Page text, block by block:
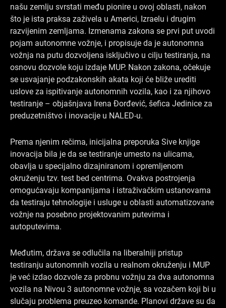
našu zemlju svrstati među pionire u ovoj oblasti, nakon
što je ista praksa zaživela u Americi, Izraelu i drugim
razvijenim zemljama. Izmenama zakona se prvi put uvodi
pojam autonomne vožnje, i propisuje da je autonomna
vožnja na putu dozvoljena isključivo u cilju testiranja, na
osnovu dozvole koju izdaje MUP. Nakon zakona, očekuje
se usvajanje podzakonskih akata koji će bliže urediti
uslove za ispitivanje autonomnih vozila, kao i za njihovo
testiranje – objašnjava Irena Đorđević, šefica Jedinice za
preduzetništvo i inovacije u NALED-u.
Prema njenim rečima, inicijalna preporuka Sive knjige
inovacija bila je da se testiranje umesto na ulicama,
obavlja u specijalno dizajniranom i opremljenom
okruženju tzv. test bed centrima. Ovakva postrojenja
omogućavaju kompanijama i istraživačkim ustanovama
da testiraju tehnologije i usluge u oblasti automatizovane
vožnje na posebno projektovanim putevima i
autoputevima.
Međutim, država se odlučila na liberalniji pristup
testiranju autonomnih vozila u realnom okruženju i MUP
je već izdao dozvole za probnu vožnju za dva autonomna
vozila na Nivou 3 autonomne vožnje, sa vozačem koji bi u
slučaju problema preuzeo komande. Planovi države su da